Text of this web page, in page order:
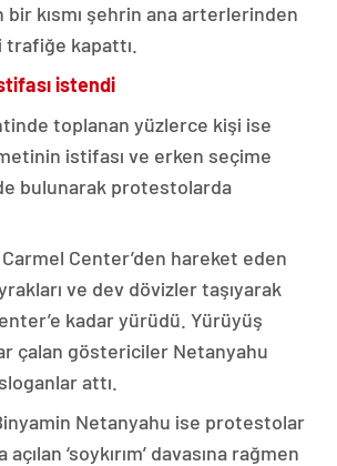
kısmı şehrin ana arterlerinden
trafiğe kapattı.
istendi
toplanan yüzlerce kişi ise
istifası ve erken seçime
bulunarak protestolarda
Center’den hareket eden
ve dev dövizler taşıyarak
kadar yürüdü. Yürüyüş
çalan göstericiler Netanyahu
attı.
Netanyahu ise protestolar
‘soykırım’ davasına rağmen